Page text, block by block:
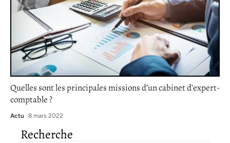
Quelles sont les principales missions d’un cabinet d’expert-
comptable ?
Actu 8 mars 2022
Recherche